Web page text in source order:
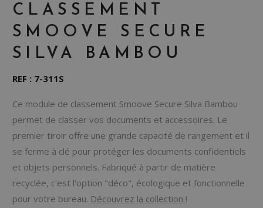
CLASSEMENT
SMOOVE SECURE
SILVA BAMBOU
REF : 7-311S
Ce module de classement Smoove Secure Silva Bambou
permet de classer vos documents et accessoires. Le
premier tiroir offre une grande capacité de rangement et il
se ferme à clé pour protéger les documents confidentiels
et objets personnels. Fabriqué à partir de matière
recyclée, c'est l'option "déco", écologique et fonctionnelle
pour votre bureau. Découvrez la collection !